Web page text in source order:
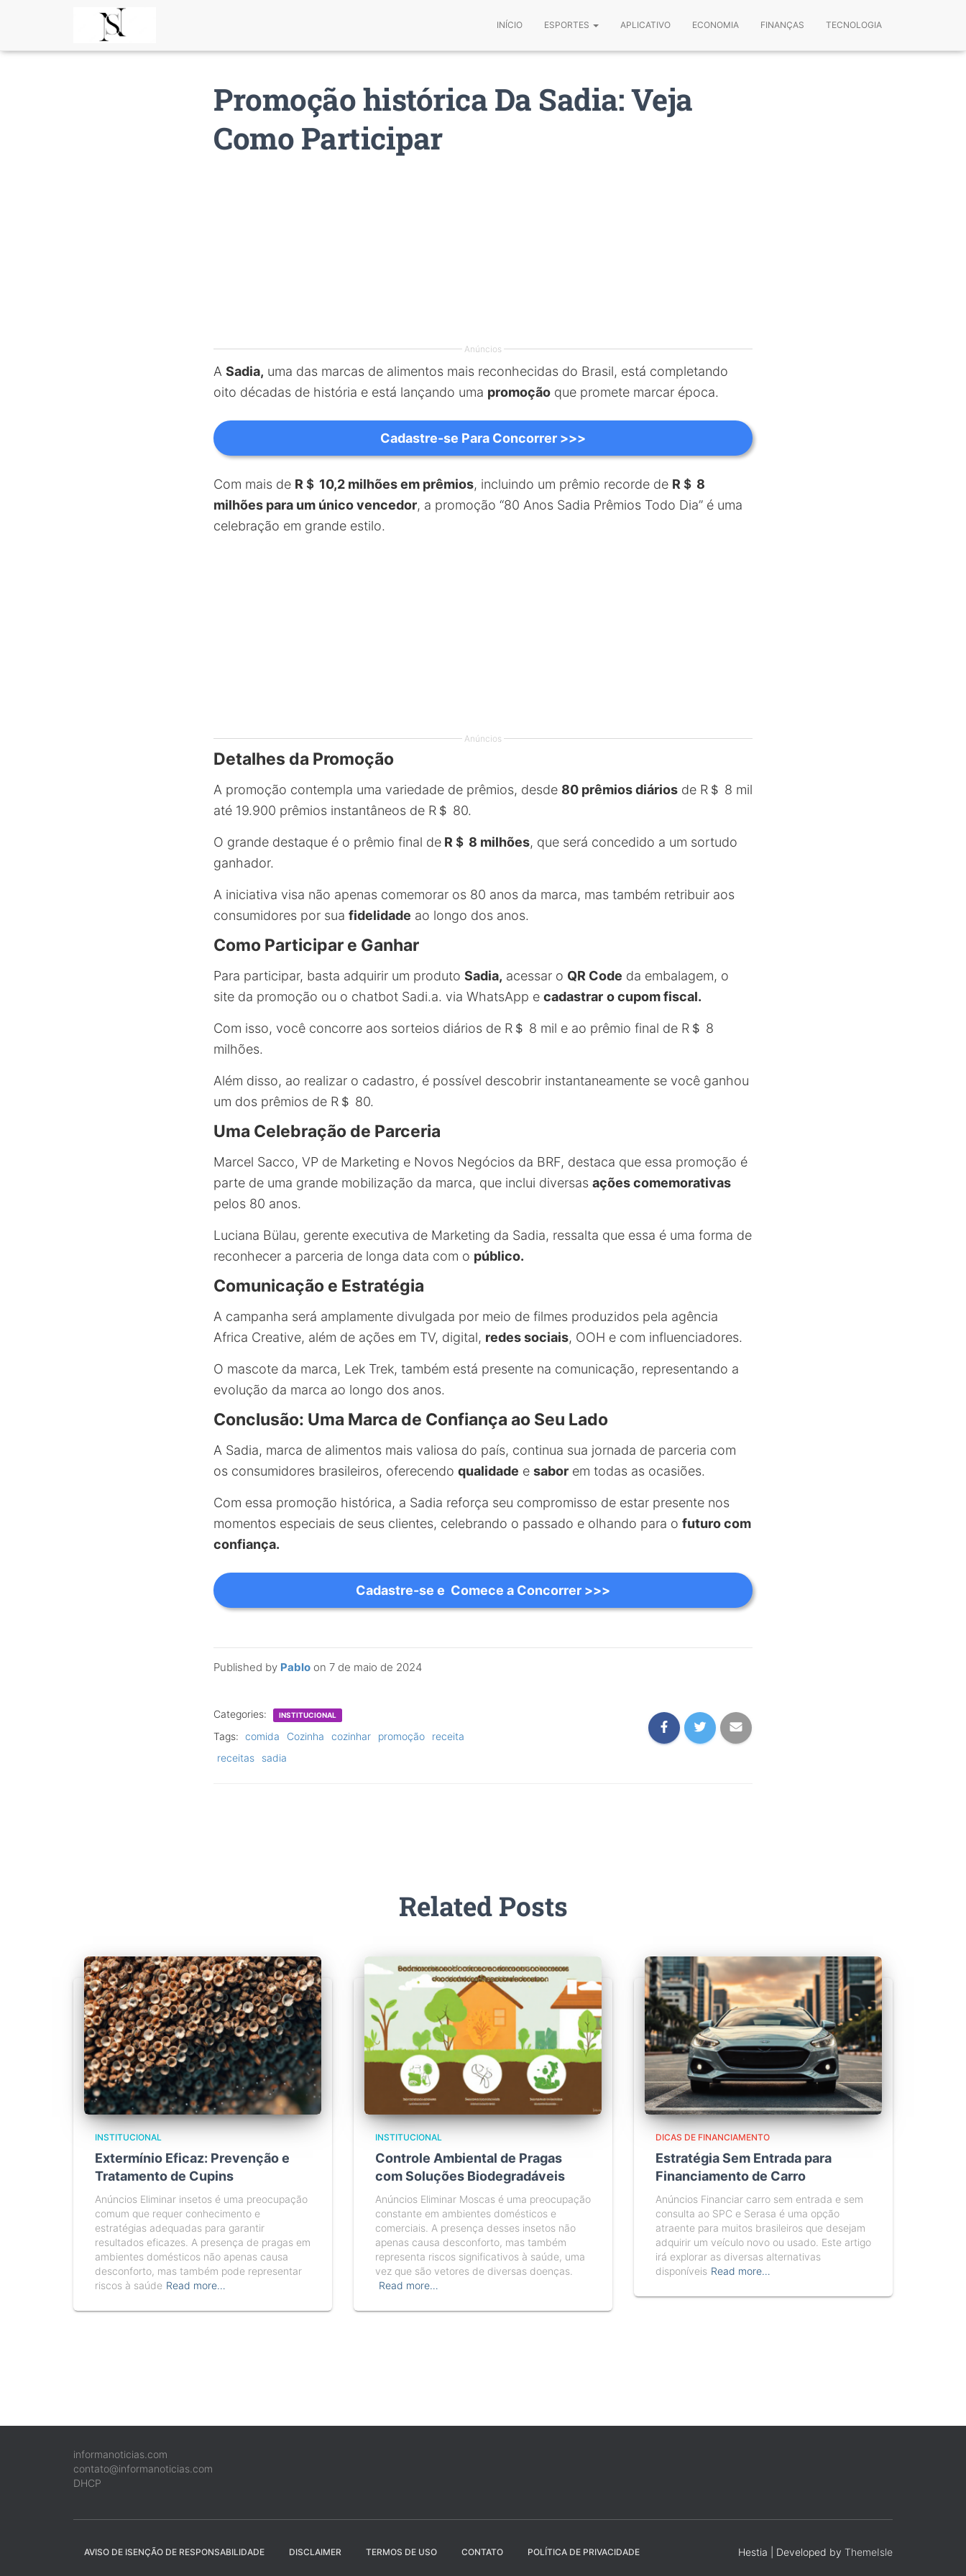
INÍCIO ESPORTES APLICATIVO ECONOMIA FINANÇAS TECNOLOGIA
Promoção histórica Da Sadia: Veja
Como Participar
Published by Pablo on 7 de maio de 2024
Anúncios
A Sadia, uma das marcas de alimentos mais reconhecidas do Brasil, está completando
oito décadas de história e está lançando uma promoção que promete marcar época.
Cadastre-se Para Concorrer >>>
Com mais de R＄ 10,2 milhões em prêmios, incluindo um prêmio recorde de R＄ 8
milhões para um único vencedor, a promoção “80 Anos Sadia Prêmios Todo Dia” é uma
celebração em grande estilo.
Anúncios
Detalhes da Promoção
A promoção contempla uma variedade de prêmios, desde 80 prêmios diários de R＄ 8 mil
até 19.900 prêmios instantâneos de R＄ 80.
O grande destaque é o prêmio final de R＄ 8 milhões, que será concedido a um sortudo
ganhador.
A iniciativa visa não apenas comemorar os 80 anos da marca, mas também retribuir aos
consumidores por sua fidelidade ao longo dos anos.
Como Participar e Ganhar
Para participar, basta adquirir um produto Sadia, acessar o QR Code da embalagem, o
site da promoção ou o chatbot Sadi.a. via WhatsApp e cadastrar o cupom fiscal.
Com isso, você concorre aos sorteios diários de R＄ 8 mil e ao prêmio final de R＄ 8
milhões.
Além disso, ao realizar o cadastro, é possível descobrir instantaneamente se você ganhou
um dos prêmios de R＄ 80.
Uma Celebração de Parceria
Marcel Sacco, VP de Marketing e Novos Negócios da BRF, destaca que essa promoção é
parte de uma grande mobilização da marca, que inclui diversas ações comemorativas
pelos 80 anos.
Luciana Bülau, gerente executiva de Marketing da Sadia, ressalta que essa é uma forma de
reconhecer a parceria de longa data com o público.
Comunicação e Estratégia
A campanha será amplamente divulgada por meio de filmes produzidos pela agência
Africa Creative, além de ações em TV, digital, redes sociais, OOH e com influenciadores.
O mascote da marca, Lek Trek, também está presente na comunicação, representando a
evolução da marca ao longo dos anos.
Conclusão: Uma Marca de Confiança ao Seu Lado
A Sadia, marca de alimentos mais valiosa do país, continua sua jornada de parceria com
os consumidores brasileiros, oferecendo qualidade e sabor em todas as ocasiões.
Com essa promoção histórica, a Sadia reforça seu compromisso de estar presente nos
momentos especiais de seus clientes, celebrando o passado e olhando para o futuro com
confiança.
Cadastre-se e Comece a Concorrer >>>
Categories: INSTITUCIONAL
Tags: comida Cozinha cozinhar promoção
receita
receitas
sadia
Related Posts
INSTITUCIONAL
Extermínio Eficaz: Prevenção e
Tratamento de Cupins
Anúncios Eliminar insetos é uma preocupação
comum que requer conhecimento e
estratégias adequadas para garantir
resultados eficazes. A presença de pragas em
ambientes domésticos não apenas causa
desconforto, mas também pode representar
riscos à saúde Read more…
INSTITUCIONAL
Controle Ambiental de Pragas
com Soluções Biodegradáveis
Anúncios Eliminar Moscas é uma preocupação
constante em ambientes domésticos e
comerciais. A presença desses insetos não
apenas causa desconforto, mas também
representa riscos significativos à saúde, uma
vez que são vetores de diversas doenças.
Read more…
DICAS DE FINANCIAMENTO
Estratégia Sem Entrada para
Financiamento de Carro
Anúncios Financiar carro sem entrada e sem
consulta ao SPC e Serasa é uma opção
atraente para muitos brasileiros que desejam
adquirir um veículo novo ou usado. Este artigo
irá explorar as diversas alternativas
disponíveis Read more…
informanoticias.com
contato@informanoticias.com
DHCP
AVISO DE ISENÇÃO DE RESPONSABILIDADE DISCLAIMER TERMOS DE USO CONTATO POLÍTICA DE PRIVACIDADE Hestia | Developed by ThemeIsle